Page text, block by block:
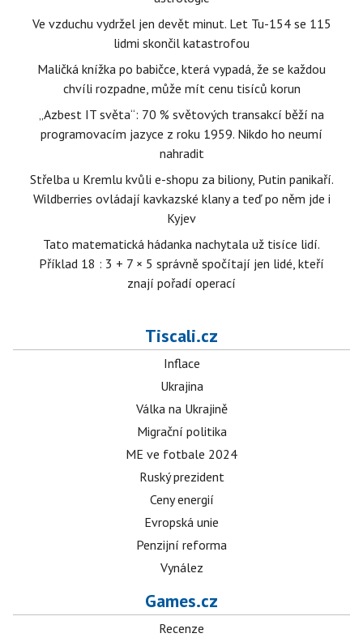
Ve vzduchu vydržel jen devět minut. Let Tu-154 se 115
lidmi skončil katastrofou
Maličká knížka po babičce, která vypadá, že se každou
chvíli rozpadne, může mít cenu tisíců korun
„Azbest IT světa“: 70 % světových transakcí běží na
programovacím jazyce z roku 1959. Nikdo ho neumí
nahradit
Střelba u Kremlu kvůli e-shopu za biliony, Putin panikaří.
Wildberries ovládají kavkazské klany a teď po něm jde i
Kyjev
Tato matematická hádanka nachytala už tisíce lidí.
Příklad 18 : 3 + 7 × 5 správně spočítají jen lidé, kteří
znají pořadí operací
Tiscali.cz
Inflace
Ukrajina
Válka na Ukrajině
Migrační politika
ME ve fotbale 2024
Ruský prezident
Ceny energií
Evropská unie
Penzijní reforma
Vynález
Games.cz
Recenze